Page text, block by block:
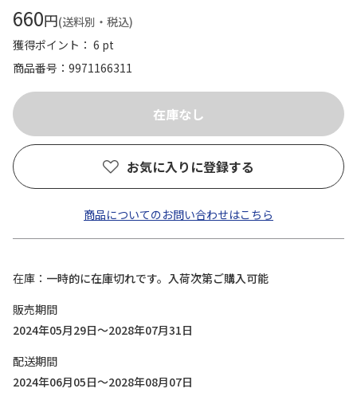
660円(送料別・税込)
獲得ポイント： 6 pt
商品番号
9971166311
お気に入りに登録する
商品についてのお問い合わせはこちら
在庫
一時的に在庫切れです。入荷次第ご購入可能
販売期間
2024年05月29日～2028年07月31日
配送期間
2024年06月05日～2028年08月07日